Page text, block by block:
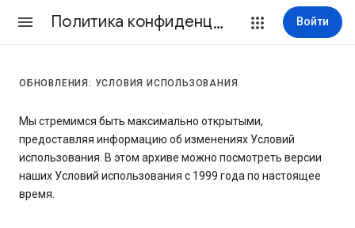
Политика конфиденциальности и Условия использования Войти
ОБНОВЛЕНИЯ: УСЛОВИЯ ИСПОЛЬЗОВАНИЯ
Мы стремимся быть максимально открытыми,
предоставляя информацию об изменениях Условий
использования. В этом архиве можно посмотреть версии
наших Условий использования с 1999 года по настоящее
время.